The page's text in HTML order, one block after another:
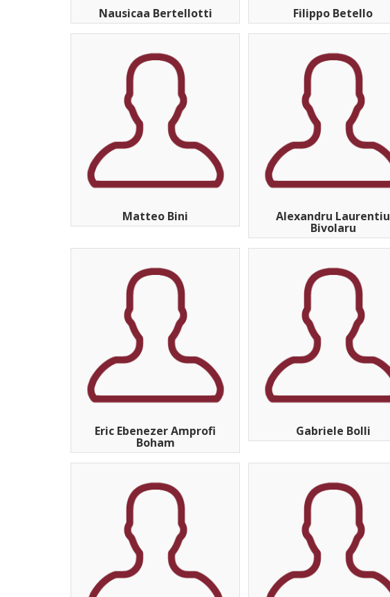
Nausicaa Bertellotti Filippo Betello
Matteo Bini Alexandru Laurentiu
Bivolaru
Eric Ebenezer Amprofi
Boham
Gabriele Bolli